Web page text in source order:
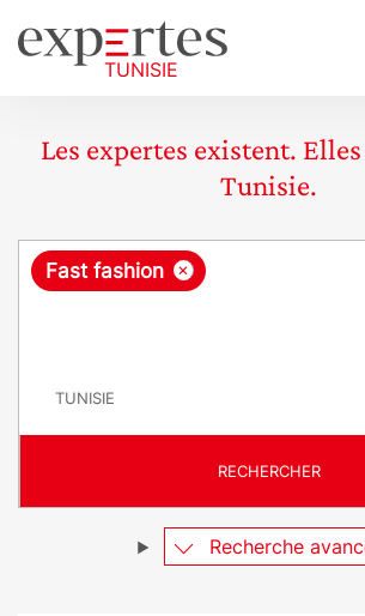
Les expertes existent.
Tunisie.
R
ê
e
×
Fast fashion
RECHERCHER
Recherche